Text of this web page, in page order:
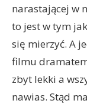
narastającej w
to jest w tym
się mierzyć. A
filmu
zbyt lekki a
nawias. Stąd